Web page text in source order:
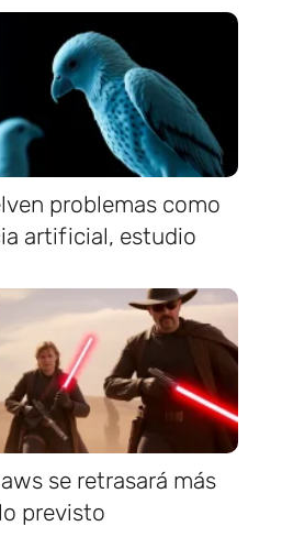
problemas como
artificial, estudio
se retrasará más
previsto